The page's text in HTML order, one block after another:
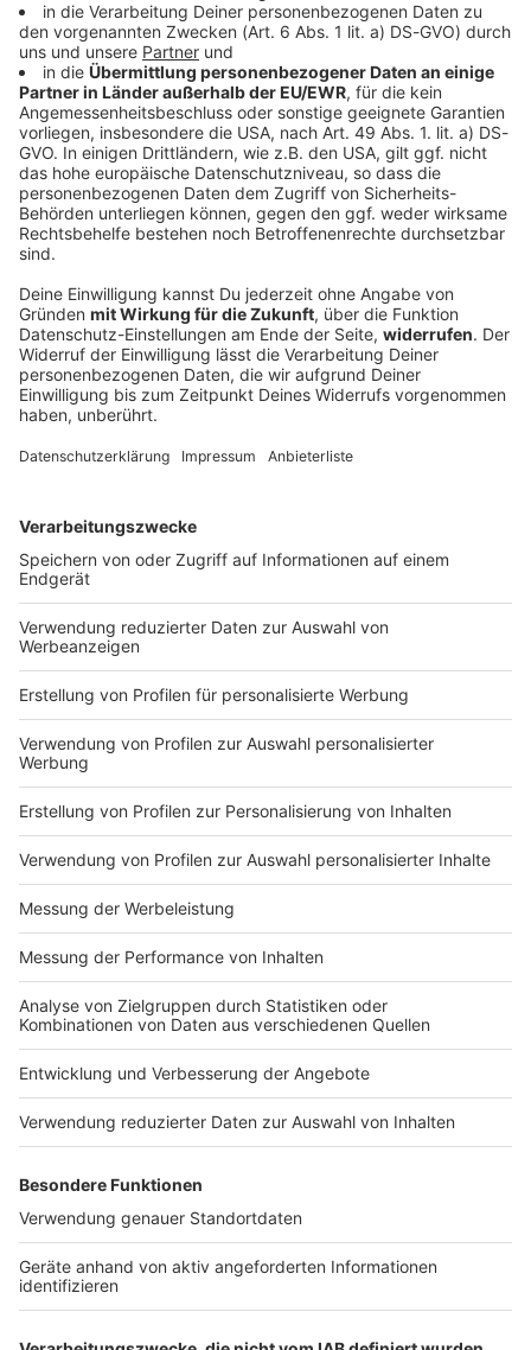
Bayern
Senioren-Wohnanlage wegen Feuer evakuiert
In einer Wohnanlage für ältere Menschen brennt das
Dachgeschoss. Die Senioren müssen ihre Quartiere
verlassen.
DEINE GEMERKTEN ARTIKEL
Du hast dir noch keine Artikel gemerkt
Markiere sie hierfür mit einem
Impressum
Nutzungsbedingungen
Jobs
Presse
Werben
Archiv
ANTENNE BAYERN GROUP
Stiftung ANTENNE BAYERN
hilft
Kontakt
Studio-Hotline
Verkehrs-Hotline
Newsletter